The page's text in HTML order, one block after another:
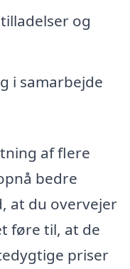
og
i samarbejde
af flere
bedre
at du overvejer
føre til, at de
priser